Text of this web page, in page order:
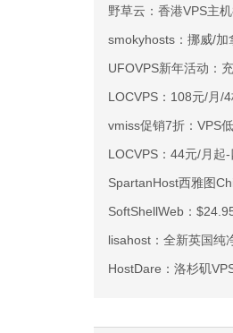
野草云：香港VPS主
smokyhosts：挪威/
UFOVPS新年活动：
LOCVPS：108元/月/
vmiss促销7折：VPS
LOCVPS：44元/月起
SpartanHost西雅图
SoftShellWeb：
lisahost：全新英国纯
HostDare：洛杉矶